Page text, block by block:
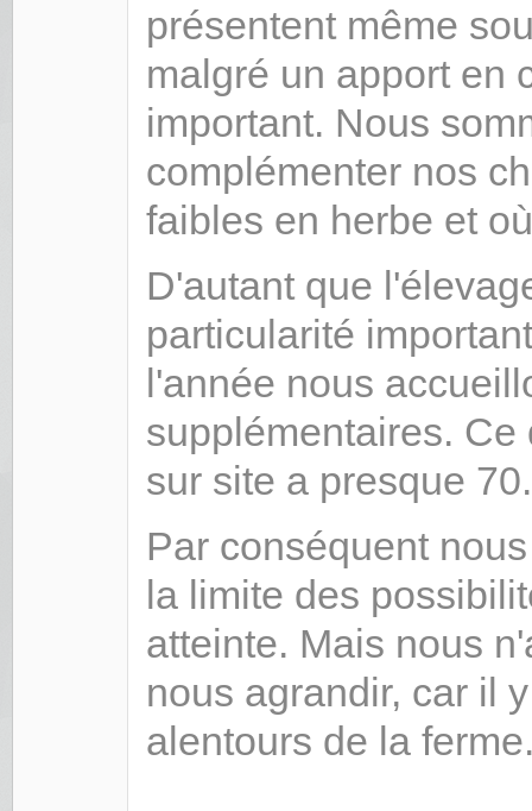
présentent même
malgré un apport en
important. Nous
complémenter nos
faibles en herbe et
D'autant que
particularité
l'année nous
supplémentaires.
sur site a presque
Par conséquent
la limite des
atteinte. Mais nous
nous agrandir, car il
alentours de la